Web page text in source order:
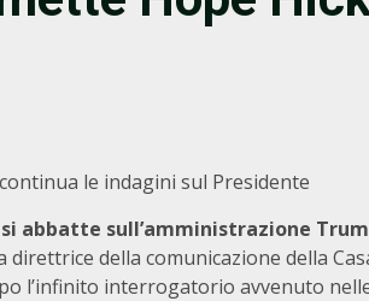
continua le indagini sul Presidente
abbatte sull’amministrazione
direttrice della comunicazione della
l’infinito interrogatorio avvenuto